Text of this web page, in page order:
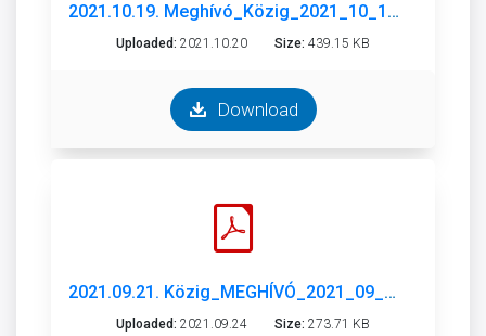
2021.10.19. Meghívó_Közig_2021_10_19.pdf
Uploaded: 2021.10.20 Size: 439.15 KB
Download
2021.09.21. Közig_MEGHÍVÓ_2021_09_21.pdf
Uploaded: 2021.09.24 Size: 273.71 KB